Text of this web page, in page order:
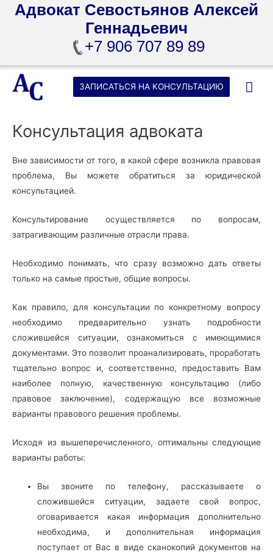
Адвокат Севостьянов Алексей
Геннадьевич
+7 906 707 89 89
Перейти
содержимому
ЗАПИСАТЬСЯ НА КОНСУЛЬТАЦИЮ
Консультация адвоката
Вне зависимости от того, в какой сфере возникла правовая
проблема, Вы можете обратиться за юридической
консультацией.
Консультирование осуществляется по вопросам,
затрагивающим различные отрасли права.
Необходимо понимать, что сразу возможно дать ответы
только на самые простые, общие вопросы.
Как правило, для консультации по конкретному вопросу
необходимо предварительно узнать подробности
сложившейся ситуации, ознакомиться с имеющимися
документами. Это позволит проанализировать, проработать
тщательно вопрос и, соответственно, предоставить Вам
наиболее полную, качественную консультацию (либо
правовое заключение), содержащую все возможные
варианты правового решения проблемы.
Исходя из вышеперечисленного, оптимальны следующие
варианты работы:
Вы звоните по телефону, рассказываете о
сложившейся ситуации, задаете свой вопрос,
оговаривается какая информация дополнительно
необходима, и дополнительная информация
поступает от Вас в виде сканокопий документов на